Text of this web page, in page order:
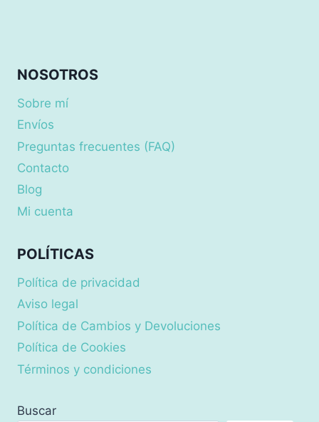
NOSOTROS
Sobre mí
Envíos
Preguntas frecuentes (FAQ)
Contacto
Blog
Mi cuenta
POLÍTICAS
Política de privacidad
Aviso legal
Política de Cambios y Devoluciones
Política de Cookies
Términos y condiciones
Buscar